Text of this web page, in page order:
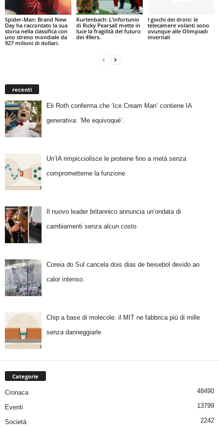
Spider-Man: Brand New
Day ha raccontato la sua
storia nella classifica con
uno streno mondiale da
927 milioni di dollari.
Kurtenbach: L’infortunio
di Ricky Pearsall mette in
luce la fragilità del futuro
dei 49ers.
I giochi dei droni: le
telecamere volanti sono
ovunque alle Olimpiadi
invernali
recenti
Eli Roth conferma che ‘Ice Cream Man’ contiene IA
generativa: ‘Me equivoqué’.
Un’IA rimpicciolisce le proteine fino a metà senza
comprometterne la funzione
Il nuovo leader britannico annuncia un’ondata di
cambiamenti senza alcun costo
Coreia do Sul cancela dois dias de beisebol devido ao
calor intenso.
Chip a base di molecole: il MIT ne fabbrica più di mille
senza danneggiarle
Categorie
Cronaca 48490
Eventi 13799
Società 2242